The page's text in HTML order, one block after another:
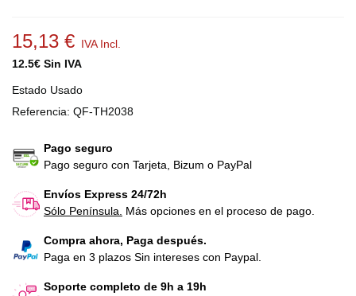
15,13 € IVA Incl.
12.5€ Sin IVA
Estado Usado
Referencia: QF-TH2038
Pago seguro
Pago seguro con Tarjeta, Bizum o PayPal
Envíos Express 24/72h
Sólo Península.
Más opciones en el proceso de pago.
Compra ahora, Paga después.
Paga en 3 plazos Sin intereses con Paypal.
Soporte completo de 9h a 19h